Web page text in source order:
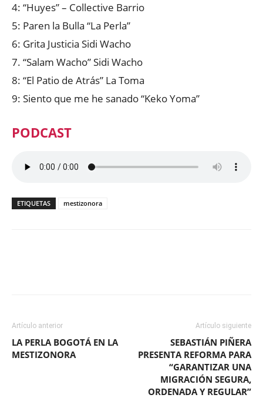
4: “Huyes” – Collective Barrio
5: Paren la Bulla “La Perla”
6: Grita Justicia Sidi Wacho
7. “Salam Wacho” Sidi Wacho
8: “El Patio de Atrás” La Toma
9: Siento que me he sanado “Keko Yoma”
PODCAST
ETIQUETAS mestizonora
Artículo anterior
LA PERLA BOGOTÁ EN LA
MESTIZONORA
Artículo siguiente
SEBASTIÁN PIÑERA
PRESENTA REFORMA PARA
“GARANTIZAR UNA
MIGRACIÓN SEGURA,
ORDENADA Y REGULAR”